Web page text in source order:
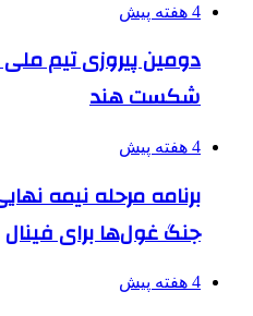
4 هفته پیش
دومین پیروزی تیم ملی
شکست هند
4 هفته پیش
برنامه مرحله نیمه
جنگ غول‌ها برای فینال
4 هفته پیش